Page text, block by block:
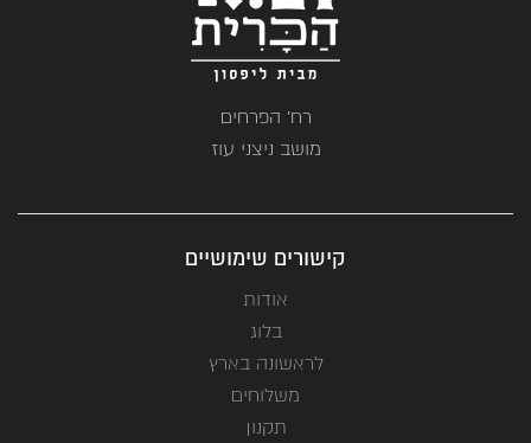
רח' הפרחים
מושב ניצני עוז
קישורים שימושיים
אודות
בלוג
לראשונה בארץ
משלוחים
תקנון